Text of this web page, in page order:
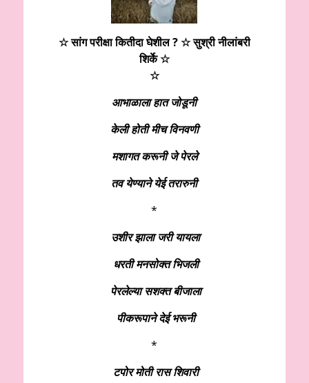
☆ सांग परीक्षा कितीदा घेशील ? ☆ सुश्री नीलांबरी
शिर्के☆
☆
आभाळाला हात जोडूनी
केली होती मीच विनवणी
मशागत करूनी जे पेरले
तव येण्याने येई तरारुनी
*
उशीर झाला जरी यायला
धरती मनसोक्त भिजली
पेरलेल्या सशक्त बीजाला
पीकरूपाने देई भरूनी
*
टपोर मोती रास शिवारी